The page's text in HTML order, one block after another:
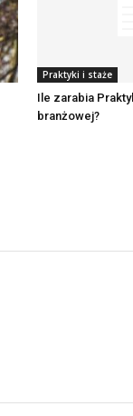
Praktyki i staże
Ile zarabia
branżowej?